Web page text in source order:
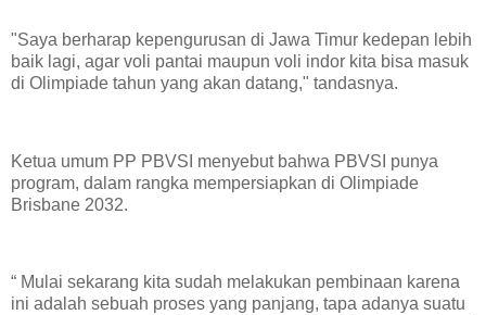
"Saya berharap kepengurusan di Jawa Timur kedepan lebih
baik lagi, agar voli pantai maupun voli indor kita bisa masuk
di Olimpiade tahun yang akan datang," tandasnya.
Ketua umum PP PBVSI menyebut bahwa PBVSI punya
program, dalam rangka mempersiapkan di Olimpiade
Brisbane 2032.
“ Mulai sekarang kita sudah melakukan pembinaan karena
ini adalah sebuah proses yang panjang, tapa adanya suatu